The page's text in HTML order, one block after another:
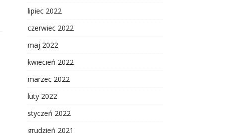
lipiec 2022
czerwiec 2022
maj 2022
kwiecień 2022
marzec 2022
luty 2022
styczeń 2022
grudzień 2021